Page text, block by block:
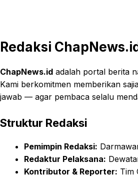
Redaksi
ChapNews.id adalah portal berita
Kami berkomitmen memberikan
jawab — agar pembaca selalu
Struktur Redaksi
Pemimpin Redaksi:
Redaktur Pelaksana:
Kontributor & Reporter: Tim